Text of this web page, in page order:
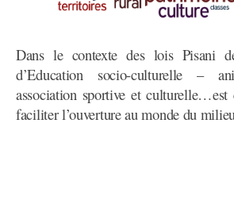
Dans le contexte des lois Pisani
d’Education socio-culturelle –
association sportive et culturelle…est
faciliter l’ouverture au monde du